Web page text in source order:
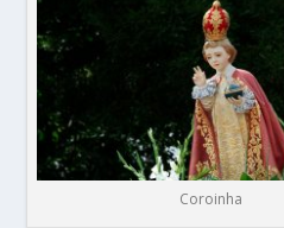
Coroinha